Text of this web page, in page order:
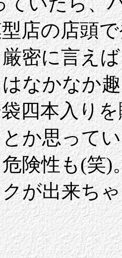
店の店頭
密に言え
なかなか
四本入り
か思って
険性も(笑)
が出来ち